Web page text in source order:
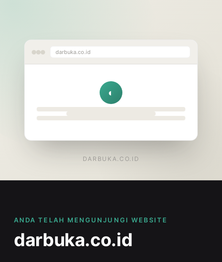
darbuka.co.id
◐
DARBUKA.CO.ID
ANDA TELAH MENGUNJUNGI WEBSITE
darbuka.co.id